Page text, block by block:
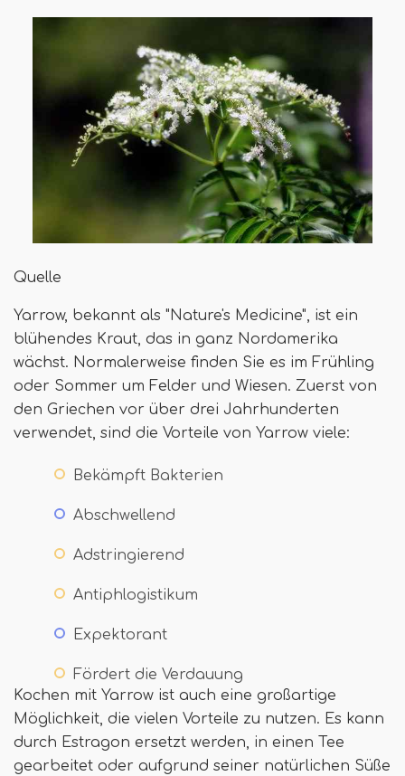
Quelle
Yarrow, bekannt als "Nature's Medicine", ist ein
blühendes Kraut, das in ganz Nordamerika
wächst. Normalerweise finden Sie es im Frühling
oder Sommer um Felder und Wiesen. Zuerst von
den Griechen vor über drei Jahrhunderten
verwendet, sind die Vorteile von Yarrow viele:
Bekämpft Bakterien
Abschwellend
Adstringierend
Antiphlogistikum
Expektorant
Fördert die Verdauung
Kochen mit Yarrow ist auch eine großartige
Möglichkeit, die vielen Vorteile zu nutzen. Es kann
durch Estragon ersetzt werden, in einen Tee
gearbeitet oder aufgrund seiner natürlichen Süße